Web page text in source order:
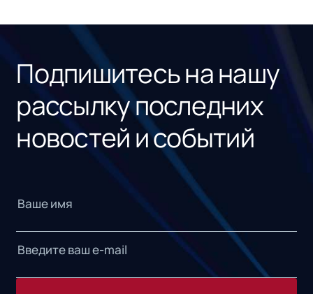
Подпишитесь на нашу
рассылку последних
новостей и событий